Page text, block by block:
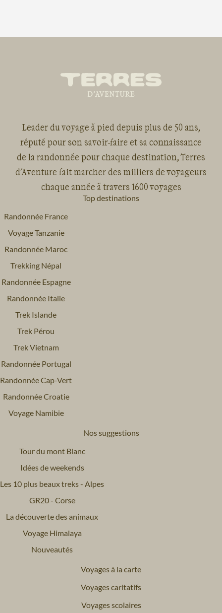
Leader du voyage à pied depuis plus de 50 ans,
réputé pour son savoir-faire et sa connaissance
de la randonnée pour chaque destination, Terres
d'Aventure fait marcher des milliers de voyageurs
chaque année à travers 1600 voyages
Top destinations
Randonnée France
Voyage Tanzanie
Randonnée Maroc
Trekking Népal
Randonnée Espagne
Randonnée Italie
Trek Islande
Trek Pérou
Trek Vietnam
Randonnée Portugal
Randonnée Cap-Vert
Randonnée Croatie
Voyage Namibie
Nos suggestions
Tour du mont Blanc
Idées de weekends
Les 10 plus beaux treks - Alpes
GR20 - Corse
La découverte des animaux
Voyage Himalaya
Nouveautés
Voyages à la carte
Voyages caritatifs
Voyages scolaires